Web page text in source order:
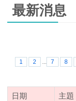
最新消息
1 2 ... 7 8
日期 主題